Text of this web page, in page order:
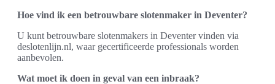
Hoe vind ik een betrouwbare slotenmaker in Deventer?
U kunt betrouwbare slotenmakers in Deventer vinden via
deslotenlijn.nl, waar gecertificeerde professionals worden
aanbevolen.
Wat moet ik doen in geval van een inbraak?